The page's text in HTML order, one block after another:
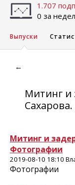
1.707
0 за
Выпуски
←
Митинг и
Митинг и
Фотографии
2019-08-10 18:10
Фотографии